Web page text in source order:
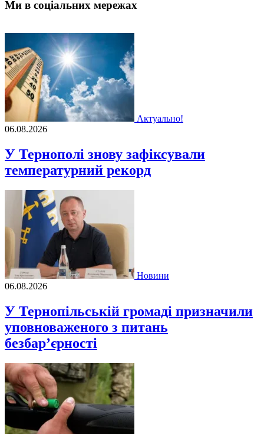
Ми в соціальних мережах
Актуально!
06.08.2026
У Тернополі знову зафіксували
температурний рекорд
Новини
06.08.2026
У Тернопільській громаді призначили
уповноваженого з питань
безбар’єрності